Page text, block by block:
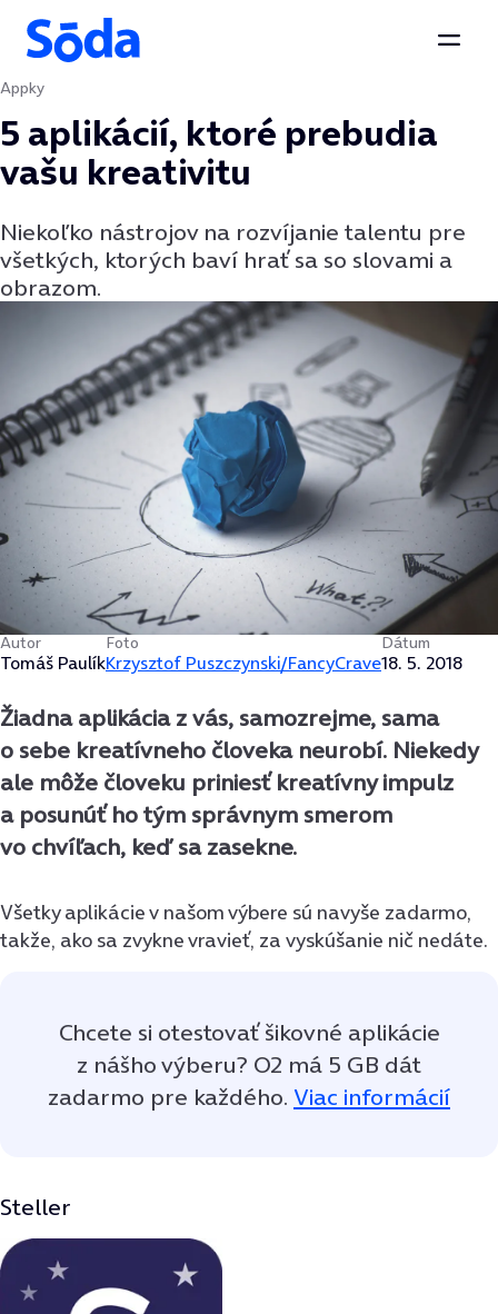
Preskočiť na obsah
Appky
5 aplikácií, ktoré prebudia
vašu kreativitu
Niekoľko nástrojov na rozvíjanie talentu pre
všetkých, ktorých baví hrať sa so slovami a
obrazom.
Autor
Tomáš Paulík
Foto
Krzysztof Puszczynski/FancyCrave
Dátum
18. 5. 2018
Žiadna aplikácia z vás, samozrejme, sama
o sebe kreatívneho človeka neurobí. Niekedy
ale môže človeku priniesť kreatívny impulz
a posunúť ho tým správnym smerom
vo chvíľach, keď sa zasekne.
Všetky aplikácie v našom výbere sú navyše zadarmo,
takže, ako sa zvykne vravieť, za vyskúšanie nič nedáte.
Chcete si otestovať šikovné aplikácie
z nášho výberu? O2 má 5 GB dát
zadarmo pre každého. Viac informácií
Steller